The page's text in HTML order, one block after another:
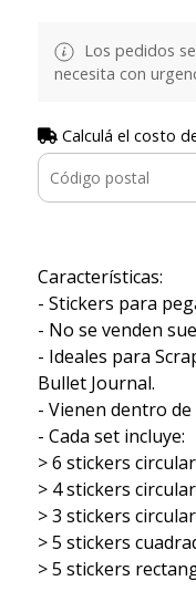
Los pedidos
necesita con
Calculá el costo
Características:
- Stickers para
- No se venden
- Ideales para
Bullet Journal.
- Vienen dentro
- Cada set incluye:
> 6 stickers
> 4 stickers
> 3 stickers
> 5 stickers
> 5 stickers